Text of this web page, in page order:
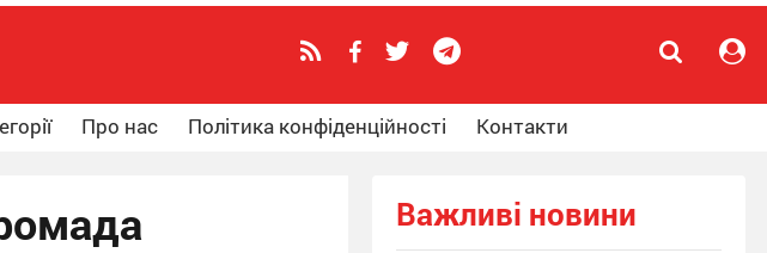
Про нас Політика конфіденційності Контакти
Важливі новини